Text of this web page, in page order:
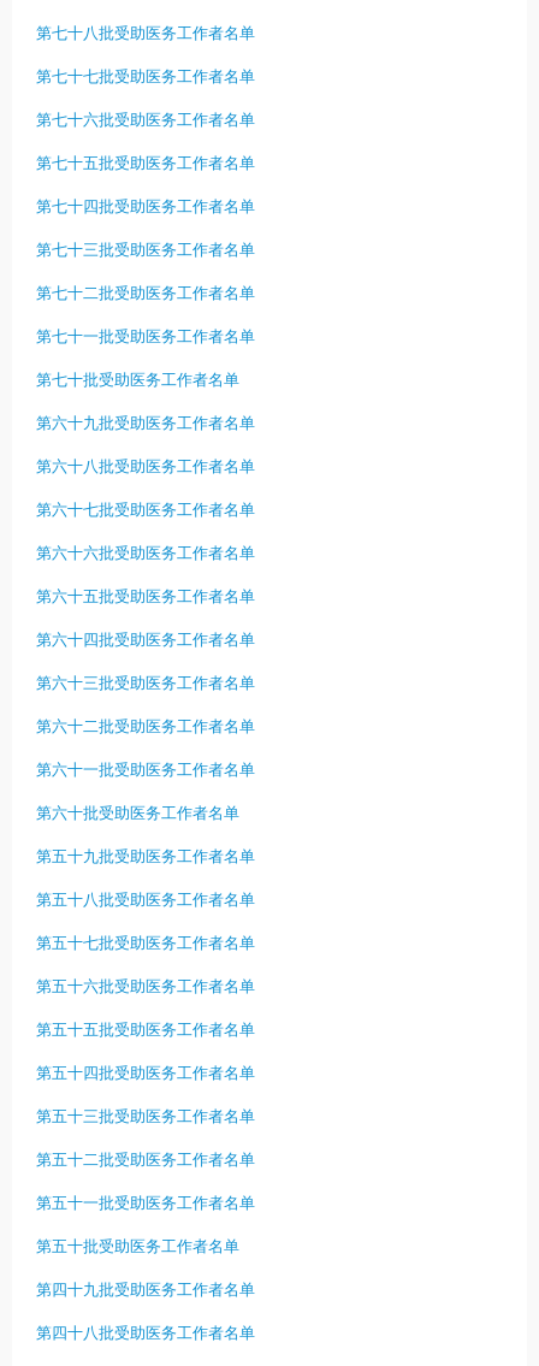
第七十八批受助医务工作者名单
第七十七批受助医务工作者名单
第七十六批受助医务工作者名单
第七十五批受助医务工作者名单
第七十四批受助医务工作者名单
第七十三批受助医务工作者名单
第七十二批受助医务工作者名单
第七十一批受助医务工作者名单
第七十批受助医务工作者名单
第六十九批受助医务工作者名单
第六十八批受助医务工作者名单
第六十七批受助医务工作者名单
第六十六批受助医务工作者名单
第六十五批受助医务工作者名单
第六十四批受助医务工作者名单
第六十三批受助医务工作者名单
第六十二批受助医务工作者名单
第六十一批受助医务工作者名单
第六十批受助医务工作者名单
第五十九批受助医务工作者名单
第五十八批受助医务工作者名单
第五十七批受助医务工作者名单
第五十六批受助医务工作者名单
第五十五批受助医务工作者名单
第五十四批受助医务工作者名单
第五十三批受助医务工作者名单
第五十二批受助医务工作者名单
第五十一批受助医务工作者名单
第五十批受助医务工作者名单
第四十九批受助医务工作者名单
第四十八批受助医务工作者名单